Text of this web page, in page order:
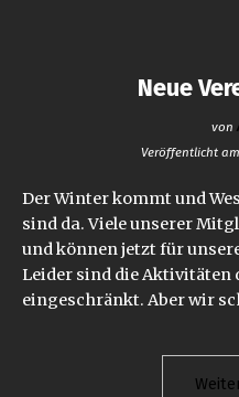
Neue
von
Veröffentlicht am
Der Winter kommt und
sind da. Viele unserer
und können jetzt für
Leider sind die Aktivitäten
eingeschränkt. Aber wir